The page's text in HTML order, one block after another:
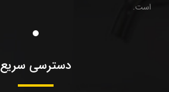
است.
دسترسی سریع